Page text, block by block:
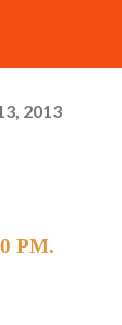
2013
PM.